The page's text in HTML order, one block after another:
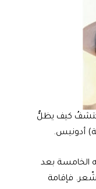
كيف يظلُّ
أدونيس.
الخامسة بعد
فإقامة